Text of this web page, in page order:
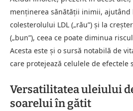
menținerea sănătății inimii, ajutând
colesterolului LDL („rău”) și la
(„bun”), ceea ce poate diminua
Acesta este și o sursă notabilă de
care protejează celulele de efectele
Versatilitatea uleiului
soarelui în gătit